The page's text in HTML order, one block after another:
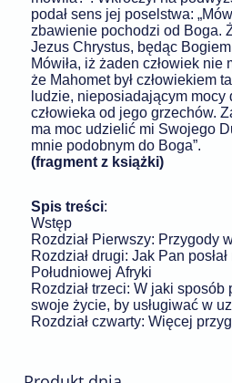
podał sens jej poselstwa:
zbawienie pochodzi od Boga.
Jezus Chrystus, będąc
Mówiła, iż żaden człowiek
że Mahomet był człowiekiem
ludzie, nieposiadającym mocy
człowieka od jego grzechów.
ma moc udzielić mi Swojego
mnie podobnym do Boga”.
(fragment z książki)
Spis treści:
Wstęp
Rozdział Pierwszy: Przygody
Rozdział drugi: Jak Pan
Południowej Afryki
Rozdział trzeci: W jaki sposób
swoje życie, by usługiwać w
Rozdział czwarty: Więcej